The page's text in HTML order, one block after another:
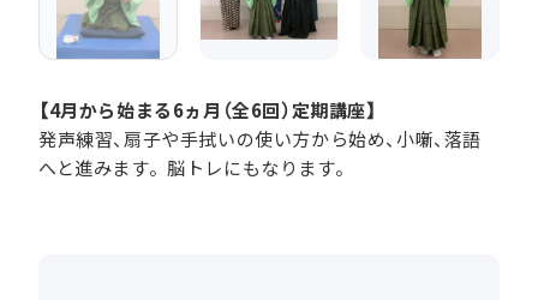
【4月から始まる6ヵ月（全6回）定期講座】
発声練習、扇子や手拭いの使い方から始め、小噺、落語
へと進みます。脳トレにもなります。